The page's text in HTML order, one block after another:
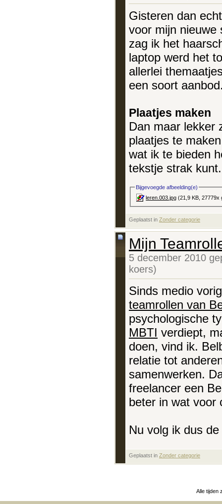
Gisteren dan
voor mijn nieuwe
zag ik het
laptop werd het
allerlei
een soort
Plaatjes maken
Dan maar lekker
plaatjes te
wat ik te bieden
tekstje strak
Bijgevoegde afbeelding(e)
leren.003.jpg (21,9 KB, 27779x
Geplaatst in Zonder categorie
Mijn
5 december 2010
koers)
Sinds medio
teamrollen van
psychologische
MBTI verdiept,
doen, vind ik.
relatie tot
samenwerken.
freelancer een
beter in wat voor
Nu volg ik dus
Geplaatst in Zonder categorie
Alle tijden